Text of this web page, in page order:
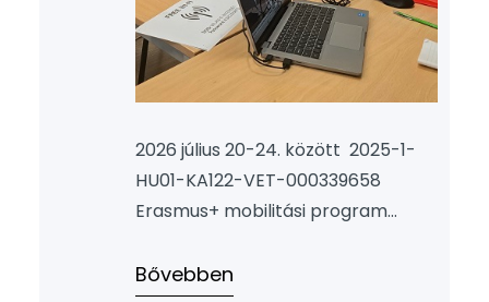
2026 július 20-24. között 2025-1-
HU01-KA122-VET-000339658
Erasmus+ mobilitási program
Santiago de Compostelában, az
Bővebben